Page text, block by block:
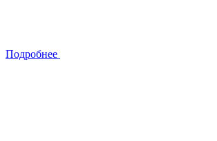
Подробнее